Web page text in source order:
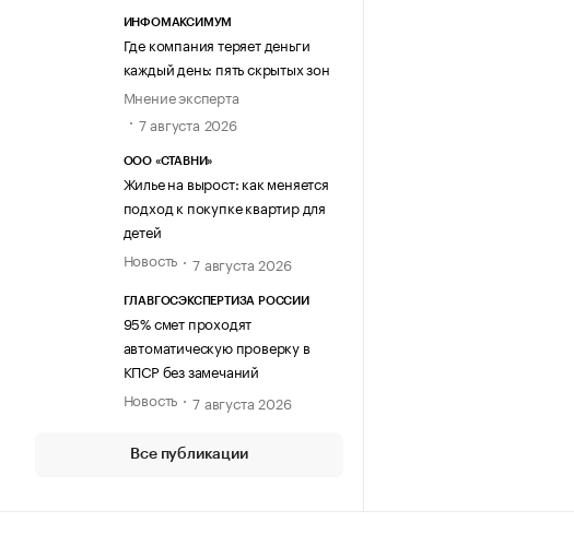
ИНФОМАКСИМУМ
Где компания теряет деньги
каждый день: пять скрытых зон
Мнение эксперта
7 августа 2026
ООО «СТАВНИ»
Жилье на вырост: как меняется
подход к покупке квартир для
детей
Новость
7 августа 2026
ГЛАВГОСЭКСПЕРТИЗА РОССИИ
95% смет проходят
автоматическую проверку в
КПСР без замечаний
Новость
7 августа 2026
Все публикации